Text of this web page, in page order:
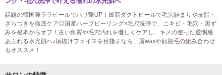
話題の韓国発ララピールでハリ艶UP！最新ダクトピールで毛穴詰まりや皮脂・
ざらつきを徹底ケア◎国産ハーブピーリング×毛穴洗浄で、ニキビ・毛穴・黒ず
みを根本からオフ！古い角質や毛穴汚れを優しくケアし、キメの整った透明感
あふれる水光肌へ♪垢抜けフェイスを目指すなら、眉waxや顔脱毛の組み合わせ
もオススメ！